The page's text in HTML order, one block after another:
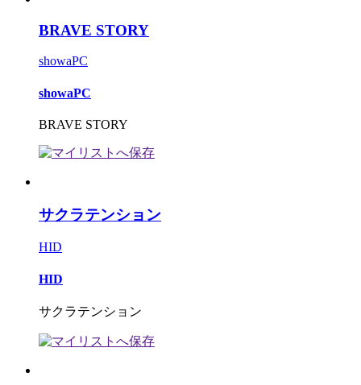
BRAVE STORY
showaPC
showaPC
BRAVE STORY
サクラテンション
HID
HID
サクラテンション